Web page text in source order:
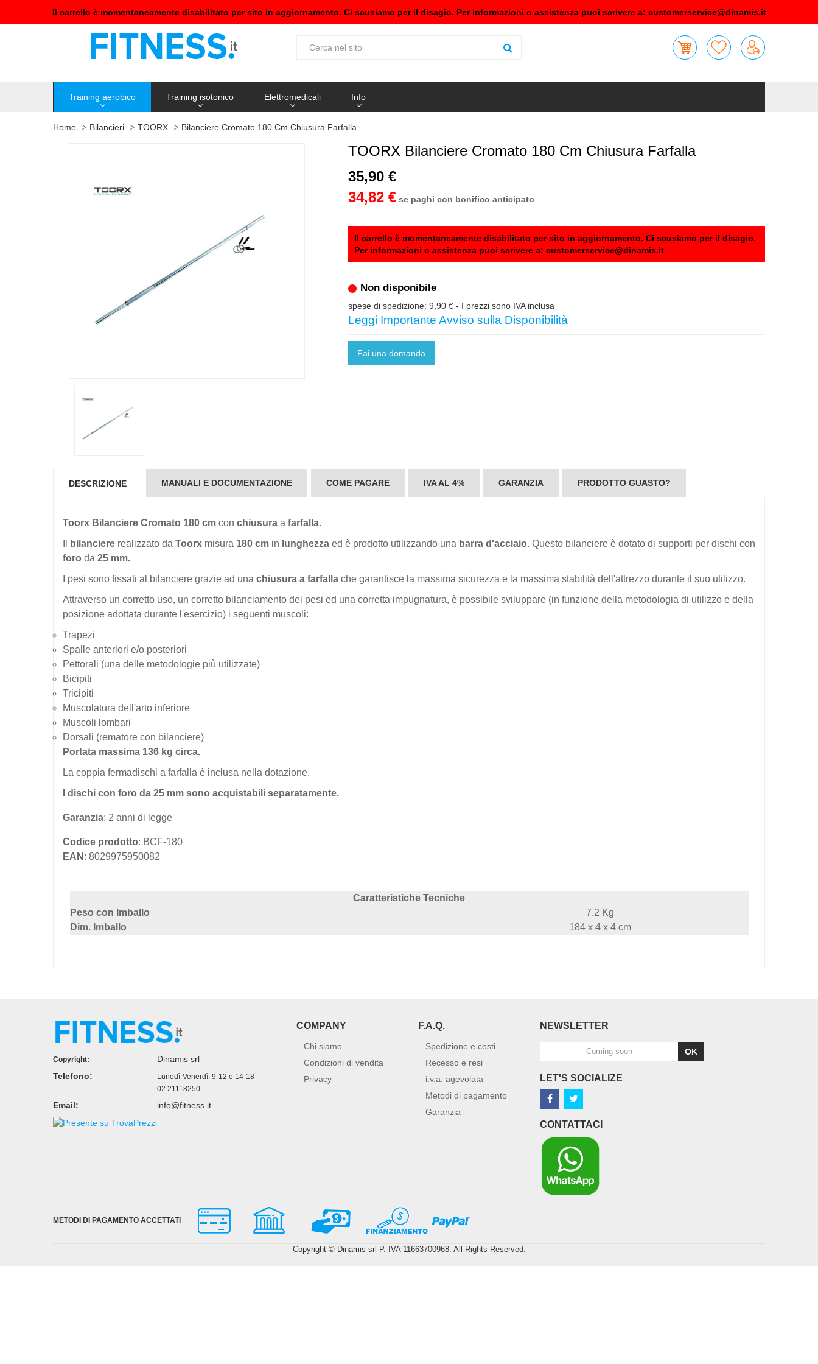
Il carrello è momentaneamente disabilitato per sito in aggiornamento. Ci scusiamo per il disagio. Per informazioni o assistenza puoi scrivere a: customerservice@dinamis.it
Training aerobico Training isotonico Elettromedicali Info
Home Bilancieri TOORX Bilanciere Cromato 180 Cm Chiusura Farfalla
TOORX Bilanciere Cromato 180 Cm Chiusura Farfalla
35,90 €
34,82 € se paghi con bonifico anticipato
Il carrello è momentaneamente disabilitato per sito in aggiornamento. Ci scusiamo per il disagio.
Per informazioni o assistenza puoi scrivere a: customerservice@dinamis.it
Non disponibile
spese di spedizione: 9,90 € - I prezzi sono IVA inclusa
Leggi Importante Avviso sulla Disponibilità
Fai una domanda
DESCRIZIONE MANUALI E DOCUMENTAZIONE COME PAGARE IVA AL 4% GARANZIA PRODOTTO GUASTO?
Toorx Bilanciere Cromato 180 cm con chiusura a farfalla.
bilanciere realizzato da Toorx misura 180 cm in lunghezza ed è prodotto utilizzando una barra d'acciaio. Questo bilanciere è dotato di supporti per dischi con
foro da 25 mm.
I pesi sono fissati al bilanciere grazie ad una chiusura a farfalla che garantisce la massima sicurezza e la massima stabilità dell'attrezzo durante il suo utilizzo.
Attraverso un corretto uso, un corretto bilanciamento dei pesi ed una corretta impugnatura, è possibile sviluppare (in funzione della metodologia di utilizzo e della
posizione adottata durante l'esercizio) i seguenti muscoli:
Trapezi
Spalle anteriori e/o posteriori
Pettorali (una delle metodologie più utilizzate)
Bicipiti
Tricipiti
Muscolatura dell'arto inferiore
Muscoli lombari
Dorsali (rematore con bilanciere)
Portata massima 136 kg circa.
La coppia fermadischi a farfalla è inclusa nella dotazione.
I dischi con foro da 25 mm sono acquistabili separatamente.
Garanzia: 2 anni di legge
Codice prodotto: BCF-180
EAN : 8029975950082
Caratteristiche Tecniche
Peso con Imballo
7.2 Kg
Dim. Imballo
184 x 4 x 4 cm
Copyright:
Dinamis srl
Telefono:
Lunedì-Venerdì: 9-12 e 14-18
02 21118250
Email: info@fitness.it
COMPANY
Chi siamo
Condizioni di vendita
Privacy
F.A.Q.
Spedizione e costi
Recesso e resi
i.v.a. agevolata
Metodi di pagamento
Garanzia
NEWSLETTER
OK
LET'S SOCIALIZE
CONTATTACI
METODI DI PAGAMENTO ACCETTATI
Copyright © Dinamis srl P. IVA 11663700968. All Rights Reserved.